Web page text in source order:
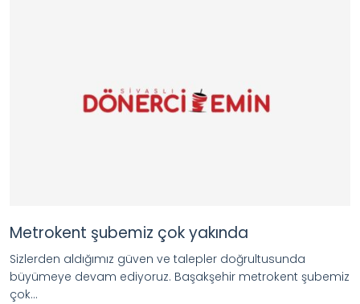
Metrokent şubemiz çok yakında
Sizlerden aldığımız güven ve talepler doğrultusunda
büyümeye devam ediyoruz. Başakşehir metrokent şubemiz
çok...